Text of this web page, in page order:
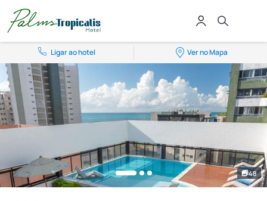
Ligar ao hotel Ver no Mapa
48